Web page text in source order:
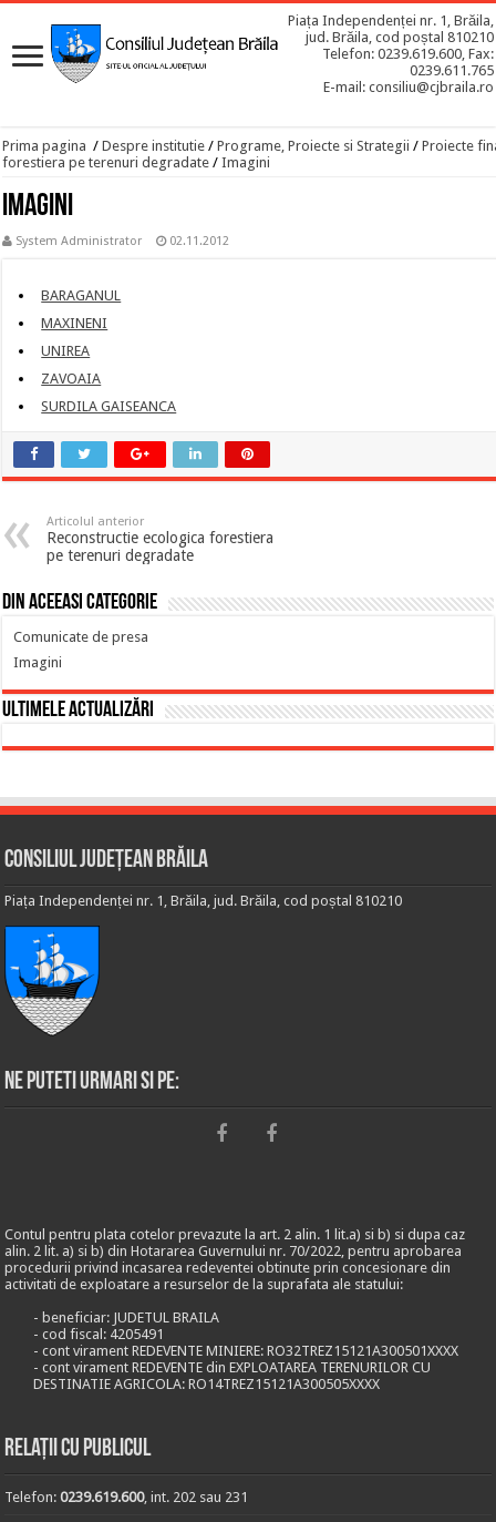
Piața Independenței nr. 1, Brăila,
jud. Brăila, cod poștal 810210
Telefon: 0239.619.600, Fax:
0239.611.765
E-mail: consiliu@cjbraila.ro
Prima pagina / Despre institutie / Programe, Proiecte si Strategii / Proiecte
forestiera pe terenuri degradate / Imagini
Imagini
System Administrator 02.11.2012
BARAGANUL
MAXINENI
UNIREA
ZAVOAIA
SURDILA GAISEANCA
Articolul anterior
Reconstructie ecologica forestiera
pe terenuri degradate
Din aceeasi categorie
Comunicate de presa
Imagini
Ultimele actualizări
Consiliul Județean Brăila
Piața Independenței nr. 1, Brăila, jud. Brăila, cod poștal 810210
Ne puteti urmari si pe:
Contul pentru plata cotelor prevazute la art. 2 alin. 1 lit.a) si b) si dupa caz
alin. 2 lit. a) si b) din Hotararea Guvernului nr. 70/2022, pentru aprobarea
procedurii privind incasarea redeventei obtinute prin concesionare din
activitati de exploatare a resurselor de la suprafata ale statului:
- beneficiar: JUDETUL BRAILA
- cod fiscal: 4205491
- cont virament REDEVENTE MINIERE: RO32TREZ15121A300501XXXX
- cont virament REDEVENTE din EXPLOATAREA TERENURILOR CU
DESTINATIE AGRICOLA: RO14TREZ15121A300505XXXX
Relații cu publicul
Telefon:0239.619.600, int. 202 sau 231